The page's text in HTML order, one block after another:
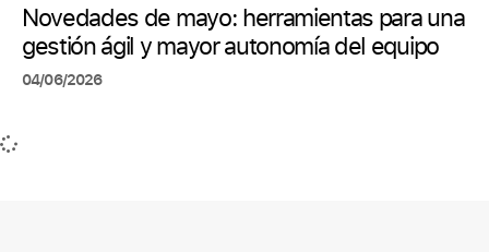
Novedades de mayo: herramientas para una
gestión ágil y mayor autonomía del equipo
04/06/2026